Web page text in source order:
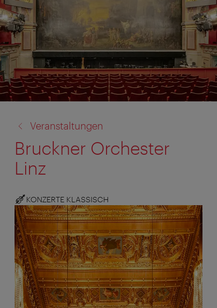
zu:
Veranstaltungen
Bruckner Orchester
Linz
KONZERTE KLASSISCH